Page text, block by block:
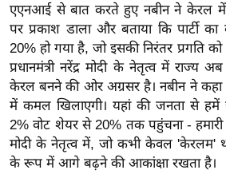
ल
श
ख्सि
य
त
यं
ग
इं
एएनआई से बात करते हुए नबीन ने केरल
पर प्रकाश डाला और बताया कि पार्टी
20% हो गया है, जो इसकी निरंतर प्रगति को
प्रधानमंत्री नरेंद्र मोदी के नेतृत्व में
केरल बनने की ओर अग्रसर है। नबीन ने
में कमल खिलाएगी। यहां की जनता से हमें
2% वोट शेयर से 20% तक पहुंचना - हमारी
मोदी के नेतृत्व में, जो कभी केवल 'केरलम'
के रूप में आगे बढ़ने की आकांक्षा रखता है।